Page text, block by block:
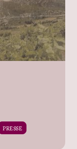
PRESSE